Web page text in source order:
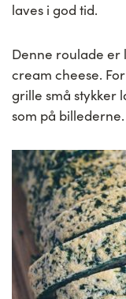
laves i god tid.
Denne roulade er
cream cheese.
grille små stykker
som på billederne.